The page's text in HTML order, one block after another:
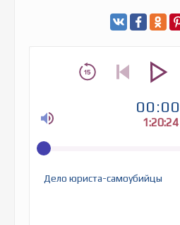
00:00
1:20:24
Дело юриста-самоубийцы